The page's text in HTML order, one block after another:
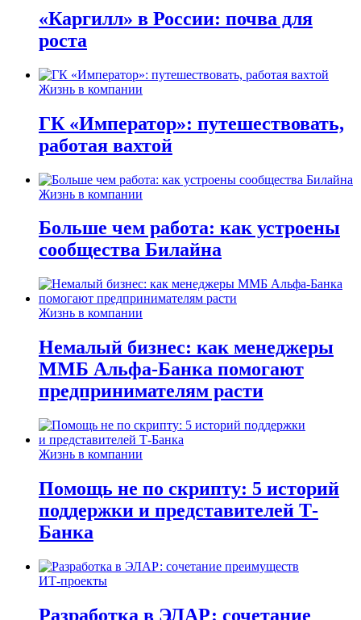
«Каргилл» в России: почва для
роста
Жизнь в компании
ГК «Император»: путешествовать,
работая вахтой
Жизнь в компании
Больше чем работа: как устроены
сообщества Билайна
Жизнь в компании
Немалый бизнес: как менеджеры
ММБ Альфа-Банка помогают
предпринимателям расти
Жизнь в компании
Помощь не по скрипту: 5 историй
поддержки и представителей Т-
Банка
ИТ-проекты
Разработка в ЭЛАР: сочетание